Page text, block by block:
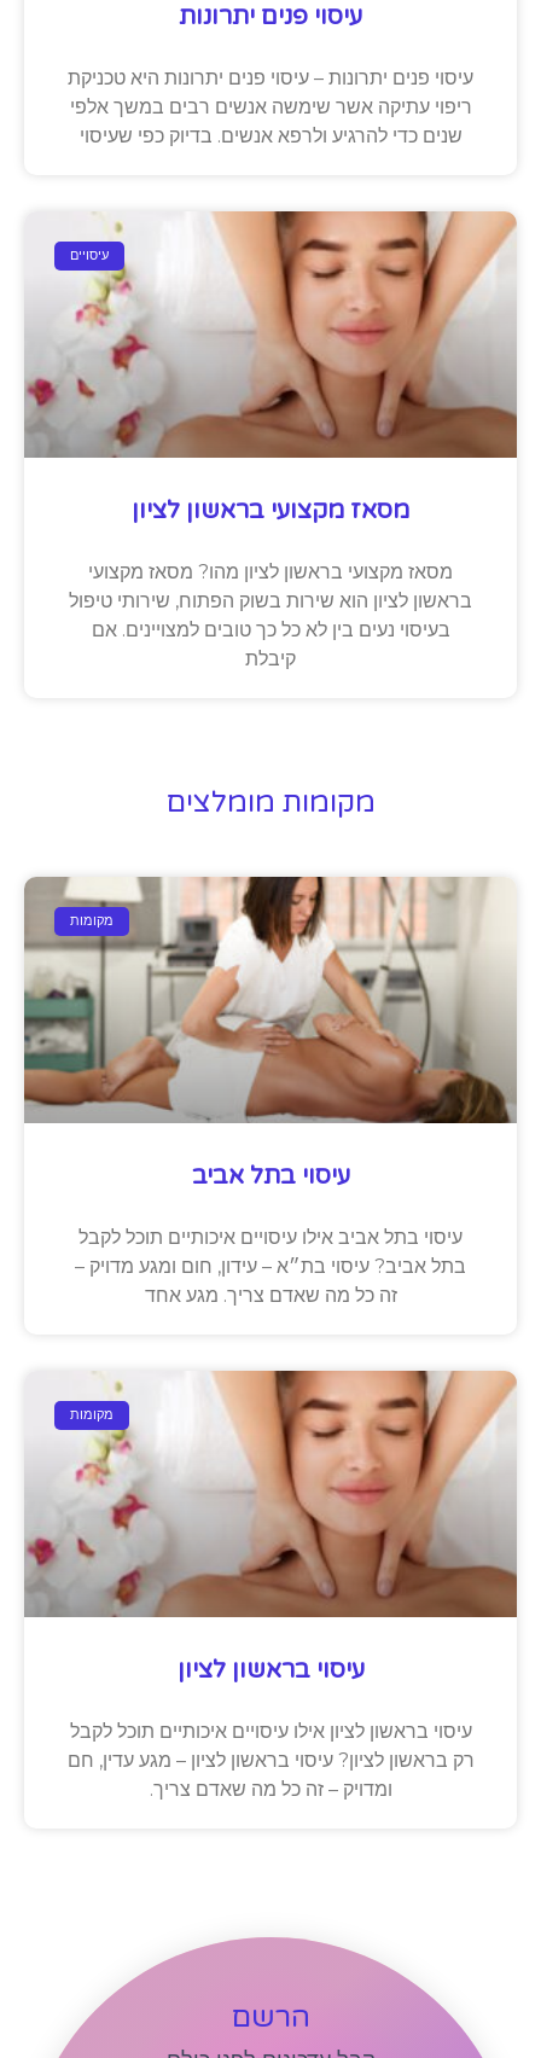
עיסוי פנים יתרונות
עיסוי פנים יתרונות – עיסוי פנים יתרונות היא טכניקת
ריפוי עתיקה אשר שימשה אנשים רבים במשך אלפי
שנים כדי להרגיע ולרפא אנשים. בדיוק כפי שעיסוי
עיסויים
מסאז מקצועי בראשון לציון
מסאז מקצועי בראשון לציון מהו? מסאז מקצועי
בראשון לציון הוא שירות בשוק הפתוח, שירותי טיפול
בעיסוי נעים בין לא כל כך טובים למצויינים. אם
קיבלת
מקומות מומלצים
מקומות
עיסוי בתל אביב
עיסוי בתל אביב אילו עיסויים איכותיים תוכל לקבל
בתל אביב? עיסוי בת״א – עידון, חום ומגע מדויק –
זה כל מה שאדם צריך. מגע אחד
מקומות
עיסוי בראשון לציון
עיסוי בראשון לציון אילו עיסויים איכותיים תוכל לקבל
רק בראשון לציון? עיסוי בראשון לציון – מגע עדין, חם
ומדויק – זה כל מה שאדם צריך.
הרשם